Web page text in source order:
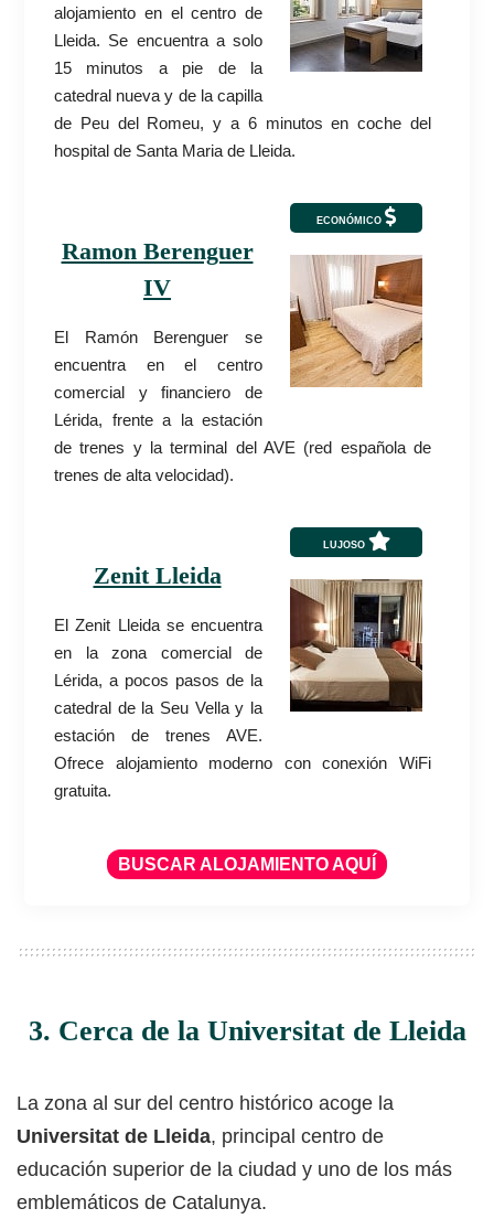
alojamiento en el centro de
Lleida. Se encuentra a solo
15 minutos a pie de la
catedral nueva y de la capilla
de Peu del Romeu, y a 6 minutos en coche del
hospital de Santa Maria de Lleida.
ECONÓMICO
Ramon Berenguer
IV
El Ramón Berenguer se
encuentra en el centro
comercial y financiero de
Lérida, frente a la estación
de trenes y la terminal del AVE (red española de
trenes de alta velocidad).
LUJOSO
Zenit Lleida
El Zenit Lleida se encuentra
en la zona comercial de
Lérida, a pocos pasos de la
catedral de la Seu Vella y la
estación de trenes AVE.
Ofrece alojamiento moderno con conexión WiFi
gratuita.
BUSCAR ALOJAMIENTO AQUÍ
3. Cerca de la Universitat de Lleida
La zona al sur del centro histórico acoge la
Universitat de Lleida, principal centro de
educación superior de la ciudad y uno de los más
emblemáticos de Catalunya.